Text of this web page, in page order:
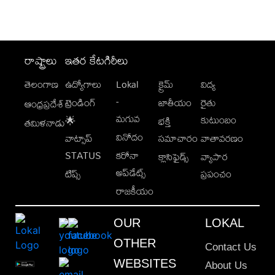
రాష్ట్రాలు
తెలంగాణ
ఆంధ్రప్రదేశ్
తమిళనాడు
ఇతర కేటగిరీలు
ఉద్యోగాలు
ట్రెండింగ్
🌟
వాట్సాప్
STATUS
టిప్స్
Lokal
-
మగువ
వినోదం
కరోనా
అప్‌డేట్స్
రాజకీయం
క్రైమ్
జాతీయం
భక్తి
సమాచారం
క్లాసిఫైడ్స్
విద్య
రైతు
కుటుంబం
వాతావరణం
వ్యాపార
ప్రపంచం
OUR
OTHER
WEBSITES
LOKAL
Contact Us
About Us